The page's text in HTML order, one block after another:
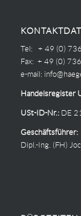
Tel: + 49 (0)
Fax: + 49 (0)
e-mail:
Handelsregister
USt-ID-Nr.:DE
Geschäftsführer:
Dipl.-Ing. (FH)